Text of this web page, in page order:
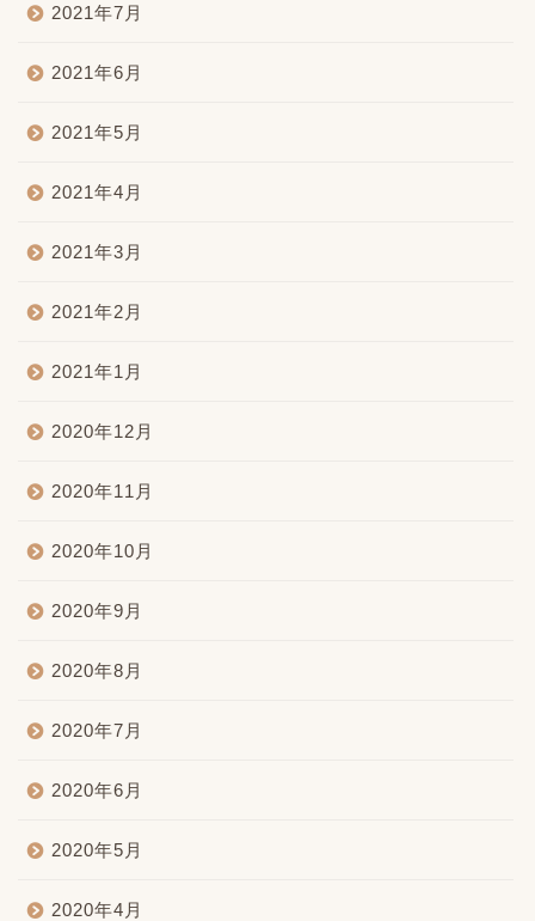
2021年7月
2021年6月
2021年5月
2021年4月
2021年3月
2021年2月
2021年1月
2020年12月
2020年11月
2020年10月
2020年9月
2020年8月
2020年7月
2020年6月
2020年5月
2020年4月